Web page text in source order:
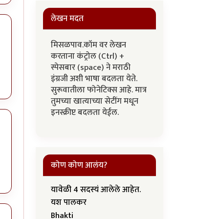
लेखन मदत
मिसळपाव.कॉम वर लेखन
करताना कंट्रोल (Ctrl) +
स्पेसबार (space) ने मराठी
इंग्रजी अशी भाषा बदलता येते.
सुरूवातीला फोनेटिक्स आहे. मात्र
तुमच्या खात्याच्या सेटींग मधून
इनस्क्रीप्ट बदलता येईल.
कोण कोण आलंय?
यावेळी 4 सदस्यं आलेले आहेत.
यश पालकर
Bhakti